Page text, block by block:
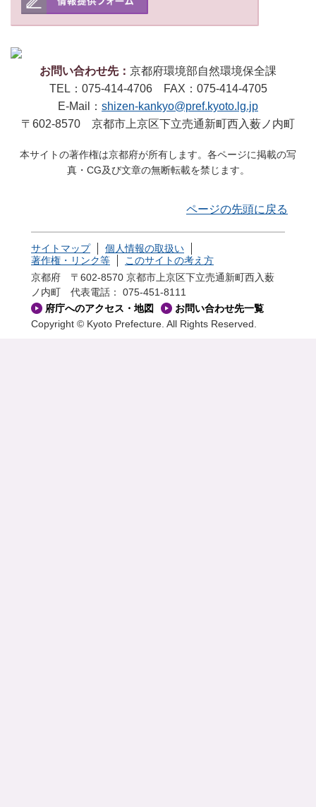
お問い合わせ先： 京都府環境部自然環境保全課
TEL：075-414-4706 FAX：075-414-4705
E-Mail： shizen-kankyo@pref.kyoto.lg.jp
〒602-8570 京都市上京区下立売通新町西入薮ノ内町
本サイトの著作権は京都府が所有します。各ページに掲載の写
真・CG及び文章の無断転載を禁じます。
ページの先頭に戻る
サイトマップ
個人情報の取扱い
著作権・リンク等
このサイトの考え方
京都府 〒602-8570 京都市上京区下立売通新町西入薮
ノ内町
代表電話： 075-451-8111
府庁へのアクセス・地図
お問い合わせ先一覧
Copyright © Kyoto Prefecture. All Rights Reserved.